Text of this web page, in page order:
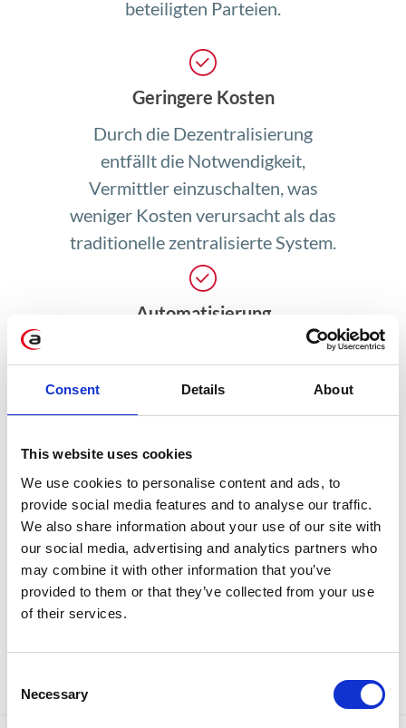
Consent Details About
This website uses cookies
We use cookies to personalise content and ads, to
provide social media features and to analyse our traffic.
We also share information about your use of our site with
our social media, advertising and analytics partners who
may combine it with other information that you’ve
provided to them or that they’ve collected from your use
of their services.
Selection
Necessary
beteiligten Parteien.
Geringere Kosten
Durch die Dezentralisierung
entfällt die Notwendigkeit,
Vermittler einzuschalten, was
weniger Kosten verursacht als das
traditionelle zentralisierte System.
Automatisierung
Optimierung der Prozesse im
Datenverarbeitung.
Breites Anwendungsspektrum
Blockchain-Technologie kann in
jedem Unternehmen eingesetzt